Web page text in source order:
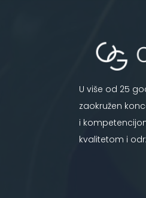
U više od 25
zaokružen
i
kvalitetom i